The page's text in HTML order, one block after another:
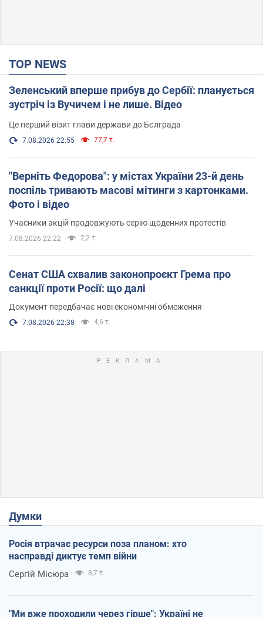
TOP NEWS
Зеленський вперше прибув до Сербії: планується
зустріч із Вучичем і не лише. Відео
Це перший візит глави держави до Бєлграда
7.08.2026 22:55 77,7 т.
"Верніть Федорова": у містах України 23-й день
поспіль тривають масові мітинги з картонками.
Фото і відео
Учасники акцій продовжують серію щоденних протестів
7.08.2026 22:22 2,2 т.
Сенат США схвалив законопроєкт Грема про
санкції проти Росії: що далі
Документ передбачає нові економічні обмеження
7.08.2026 22:38 4,6 т.
Думки
Росія втрачає ресурси поза планом: хто
насправді диктує темп війни
Сергій Місюра 8,7 т.
"Ми вже проходили через гірше": Україні не